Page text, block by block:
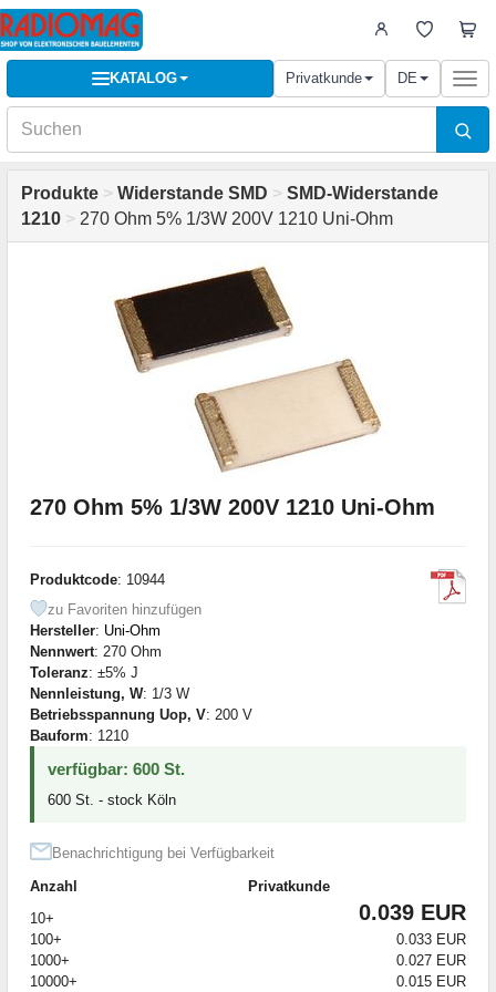
KATALOG Privatkunde DE
Produkte > Widerstande SMD > SMD-Widerstande
1210 > 270 Ohm 5% 1/3W 200V 1210 Uni-Ohm
270 Ohm 5% 1/3W 200V 1210 Uni-Ohm
Produktcode: 10944
zu Favoriten hinzufügen
Hersteller: Uni-Ohm
Nennwert: 270 Ohm
Toleranz: ±5% J
Nennleistung, W: 1/3 W
Betriebsspannung Uop, V: 200 V
Bauform: 1210
verfügbar: 600 St.
600 St. - stock Köln
Benachrichtigung bei Verfügbarkeit
Anzahl
Privatkunde
10+
0.039 EUR
100+
0.033 EUR
1000+
0.027 EUR
10000+
0.015 EUR